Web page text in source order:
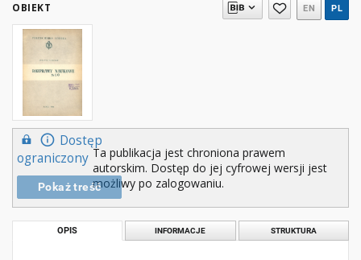
OBIEKT EN PL
Dostęp
ograniczony
Pokaż treść
Ta publikacja jest chroniona prawem
autorskim. Dostęp do jej cyfrowej wersji jest
możliwy po zalogowaniu.
OPIS INFORMACJE STRUKTURA